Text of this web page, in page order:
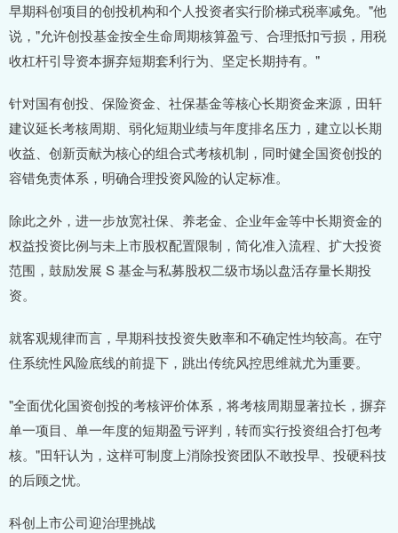
早期科创项目的创投机构和个人投资者实行阶梯式税率减免。"他
说，"允许创投基金按全生命周期核算盈亏、合理抵扣亏损，用税
收杠杆引导资本摒弃短期套利行为、坚定长期持有。"
针对国有创投、保险资金、社保基金等核心长期资金来源，田轩
建议延长考核周期、弱化短期业绩与年度排名压力，建立以长期
收益、创新贡献为核心的组合式考核机制，同时健全国资创投的
容错免责体系，明确合理投资风险的认定标准。
除此之外，进一步放宽社保、养老金、企业年金等中长期资金的
权益投资比例与未上市股权配置限制，简化准入流程、扩大投资
范围，鼓励发展 S 基金与私募股权二级市场以盘活存量长期投
资。
就客观规律而言，早期科技投资失败率和不确定性均较高。在守
住系统性风险底线的前提下，跳出传统风控思维就尤为重要。
"全面优化国资创投的考核评价体系，将考核周期显著拉长，摒弃
单一项目、单一年度的短期盈亏评判，转而实行投资组合打包考
核。"田轩认为，这样可制度上消除投资团队不敢投早、投硬科技
的后顾之忧。
科创上市公司迎治理挑战